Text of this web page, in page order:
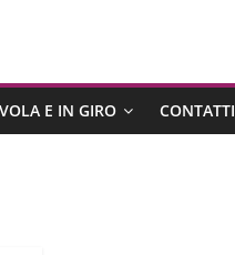
E IN GIRO CONTATTI